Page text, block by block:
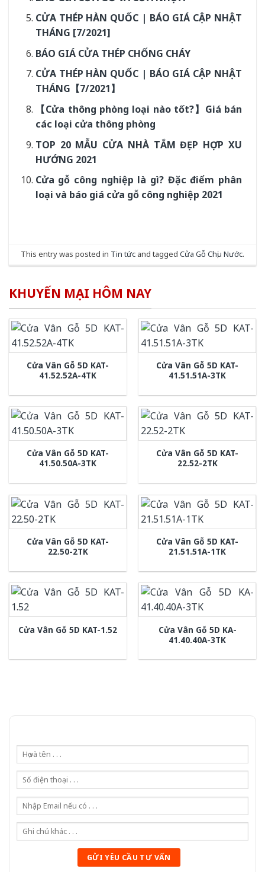
CỬA THÉP HÀN QUỐC | BÁO GIÁ CẬP NHẬT
THÁNG [7/2021]
BÁO GIÁ CỬA THÉP CHỐNG CHÁY
CỬA THÉP HÀN QUỐC | BÁO GIÁ CẬP NHẬT
THÁNG【7/2021】
【Cửa thông phòng loại nào tốt?】Giá bán
các loại cửa thông phòng
TOP 20 MẪU CỬA NHÀ TẮM ĐẸP HỢP XU
HƯỚNG 2021
Cửa gỗ công nghiệp là gì? Đặc điểm phân
loại và báo giá cửa gỗ công nghiệp 2021
This entry was posted in Tin tức and tagged Cửa Gỗ Chịu Nước.
KHUYẾN MẠI HÔM NAY
Cửa Vân Gỗ 5D KAT-
41.52.52A-4TK
Cửa Vân Gỗ 5D KAT-
41.51.51A-3TK
Cửa Vân Gỗ 5D KAT-
41.50.50A-3TK
Cửa Vân Gỗ 5D KAT-
22.52-2TK
Cửa Vân Gỗ 5D KAT-
22.50-2TK
Cửa Vân Gỗ 5D KAT-
21.51.51A-1TK
Cửa Vân Gỗ 5D KAT-1.52
Cửa Vân Gỗ 5D KA-
41.40.40A-3TK